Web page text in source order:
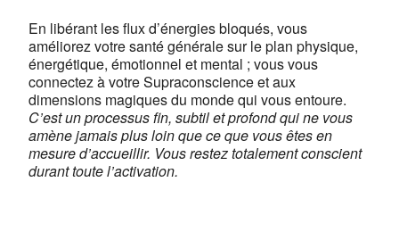
En libérant les flux d’énergies bloqués, vous
améliorez votre santé générale sur le plan physique,
énergétique, émotionnel et mental ; vous vous
connectez à votre Supraconscience et aux
dimensions magiques du monde qui vous entoure.
C’est un processus fin, subtil et profond qui ne vous
amène jamais plus loin que ce que vous êtes en
mesure d’accueillir. Vous restez totalement conscient
durant toute l’activation.